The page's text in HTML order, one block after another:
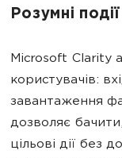
Розумні
Microsoft Clarity
користувачів:
завантаження
дозволяє
цільові дії без